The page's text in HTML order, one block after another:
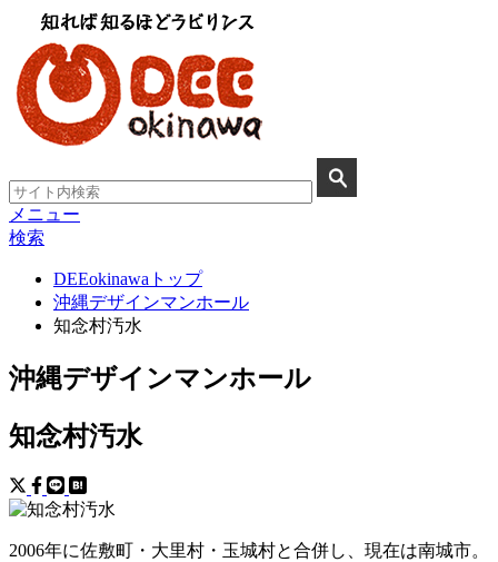
メニュー
検索
DEEokinawaトップ
沖縄デザインマンホール
知念村汚水
沖縄デザインマンホール
知念村汚水
2006年に佐敷町・大里村・玉城村と合併し、現在は南城市。